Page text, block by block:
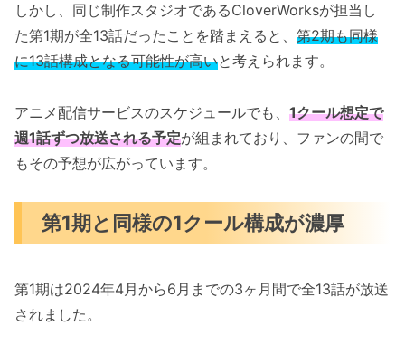
しかし、同じ制作スタジオであるCloverWorksが担当し
た第1期が全13話だったことを踏まえると、 第2期も同様
に13話構成となる可能性が高いと考えられます。
アニメ配信サービスのスケジュールでも、 1クール想定で
週1話ずつ放送される予定が組まれており、ファンの間で
もその予想が広がっています。
第1期と同様の1クール構成が濃厚
第1期は2024年4月から6月までの3ヶ月間で全13話が放送
されました。